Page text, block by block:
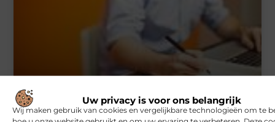
Uw privacy is voor ons belangrijk
Wij maken gebruik van cookies en vergelijkbare technologieën om te
Hoe u een webshop laat bouwen die klaar is voor
internationale verkoop